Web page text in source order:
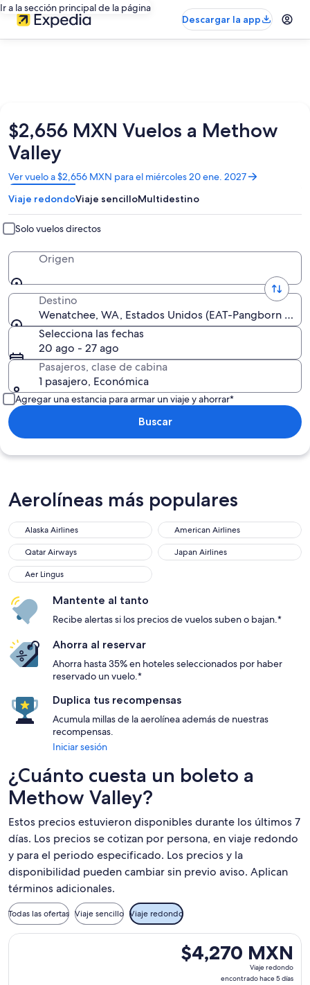
Ir a la sección principal de la página
Descargar la app
$2,656 MXN Vuelos a Methow
Valley
Ver vuelo a $2,656 MXN para el miércoles 20 ene. 2027
Se
abrirá
en
una
nueva
ventana
Viaje redondoViaje sencilloMultidestino
Solo vuelos directos
Origen
Destino
Wenatchee, WA, Estados Unidos (EAT-Pangborn
Selecciona las fechas
20 ago - 27 ago
Pasajeros, clase de cabina
1 pasajero, Económica
Agregar una estancia para armar un viaje y ahorrar*
Buscar
Aerolíneas más populares
Alaska Airlines
American Airlines
Qatar Airways
Japan Airlines
Aer Lingus
Mantente al tanto
Recibe alertas si los precios de vuelos suben o bajan.*
Ahorra al reservar
Ahorra hasta 35% en hoteles seleccionados por haber
reservado un vuelo.*
Duplica tus recompensas
Acumula millas de la aerolínea además de nuestras
recompensas.
Iniciar sesión
¿Cuánto cuesta un boleto a
Methow Valley?
Estos precios estuvieron disponibles durante los últimos 7
días. Los precios se cotizan por persona, en viaje redondo
y para el periodo especificado. Los precios y la
disponibilidad pueden cambiar sin previo aviso. Aplican
términos adicionales.
Todas las ofertas Viaje sencillo Viaje redondo
$4,270 MXN
Viaje
redondo,
$4,270 MXN
Viaje redondo
encontrado hace 5 días
Seleccionar vuelo de Alaska Airlines, con salida el mié, 20